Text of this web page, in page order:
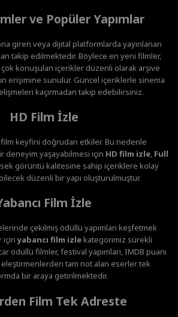
ve Popüler Yapımlar
giren veya dijital platformlarda yayınlanan
takip edilmektedir. Böylece en yeni filmler,
konuşulan içerikler düzenli olarak arşive
erişimine sunulur. Güncel içeriklerle sinema
kaçırmadan takip edebilirsiniz.
HD Film İzle
keyfini doğrudan etkiler. Bu nedenle
deneyim yaşayabilmesi için HD film izle, Full
görüntü kalitesine sahip içeriklere kolay
düzenli bir yapı oluşturulmuştur.
Film İzle
çekilmiş ödüllü yapımları keşfetmek
içinyabancı film izlekategorimiz sürekli
ödüllü filmler, festival yapımları, IMDB puanı
tam not alan eserler tek
bir araya getirilmektedir.
Film Tek Adreste